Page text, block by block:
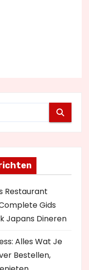
Restaurant
Gids
Japans Dineren
Alles Wat Je
Bestellen,